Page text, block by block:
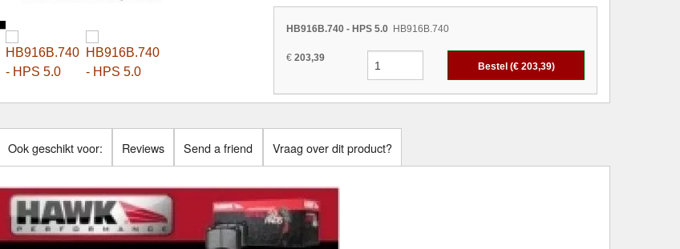
HB916B.740 - HPS 5.0 HB916B.740
€ 203,39
Bestel (€ 203,39)
Ook geschikt voor: Reviews Send a friend Vraag over dit product?